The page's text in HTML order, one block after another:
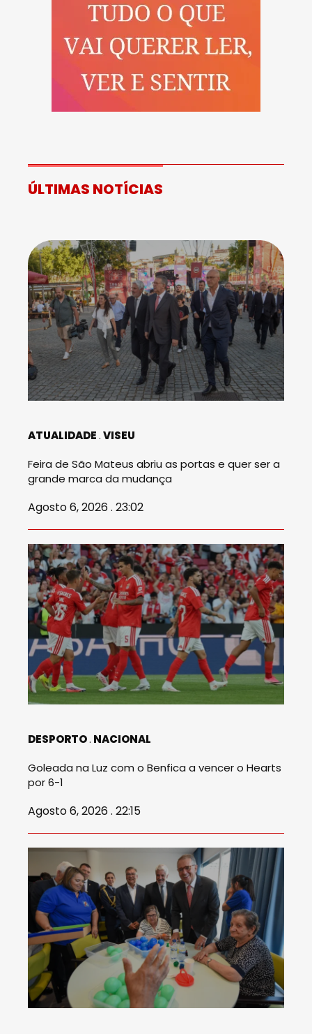
ÚLTIMAS NOTÍCIAS
ATUALIDADE VISEU
Feira de São Mateus abriu as portas e quer ser a
grande marca da mudança
Agosto 6, 2026 . 23:02
DESPORTO NACIONAL
Goleada na Luz com o Benfica a vencer o Hearts
por 6-1
Agosto 6, 2026 . 22:15